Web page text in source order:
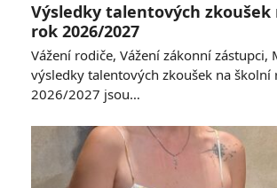
Výsledky talentových zkoušek
rok 2026/2027
Vážení rodiče, Vážení zákonní zástupci,
výsledky talentových zkoušek na školní
2026/2027 jsou…